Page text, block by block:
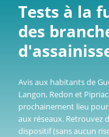
Tests à la
des
Avis aux habitants de
Langon, Redon et
prochainement lieu
aux réseaux. Retrouvez
dispositif (sans aucun